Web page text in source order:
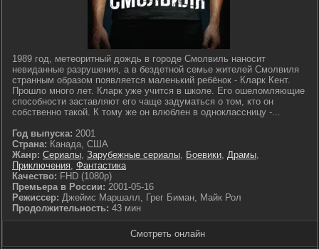
1989 год, метеоритный дождь в городе Смолвиль наносит
невиданные разрушения, а в бездетной семье жителей Смолвиля
странным образом появляется маленький ребёнок - Кларк Кент.
Прошло много лет. Кларк уже учится в школе. Его ошеломляющие
способности заставляют его чаще задуматься о том, кто он
собственно такой. К тому же он влюблен в одноклассницу -...
Год выпуска: 2001
Страна: Канада, США
Жанр: Сериалы, Зарубежные сериалы, Боевики, Драмы,
Приключения, Фантастика
Качество: FHD (1080p)
Премьера в России: 2001-05-16
Режиссер: Джеймс Маршалл, Грег Биман, Майк Рол
Продолжительность: 43 мин
Смотреть онлайн